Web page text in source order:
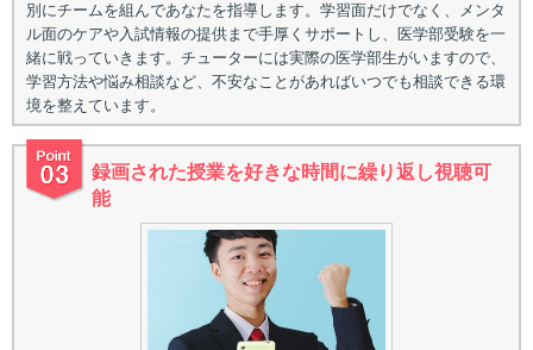
別にチームを組んであなたを指導します。学習面だけでなく、メンタ
ル面のケアや入試情報の提供まで手厚くサポートし、医学部受験を一
緒に戦っていきます。チューターには実際の医学部生がいますので、
学習方法や悩み相談など、不安なことがあればいつでも相談できる環
境を整えています。
録画された授業を好きな時間に繰り返し視聴可
能